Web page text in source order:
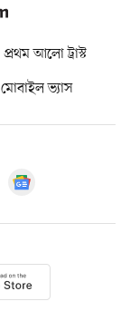
প্রথম আলো ট্রাস্ট
মোবাইল ভ্যাস